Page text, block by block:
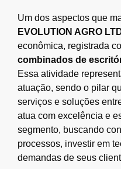
Um dos aspectos que
EVOLUTION AGRO
econômica, registrada
combinados de
Essa atividade
atuação, sendo o pilar
serviços e soluções
atua com excelência e
segmento, buscando
processos, investir em
demandas de seus